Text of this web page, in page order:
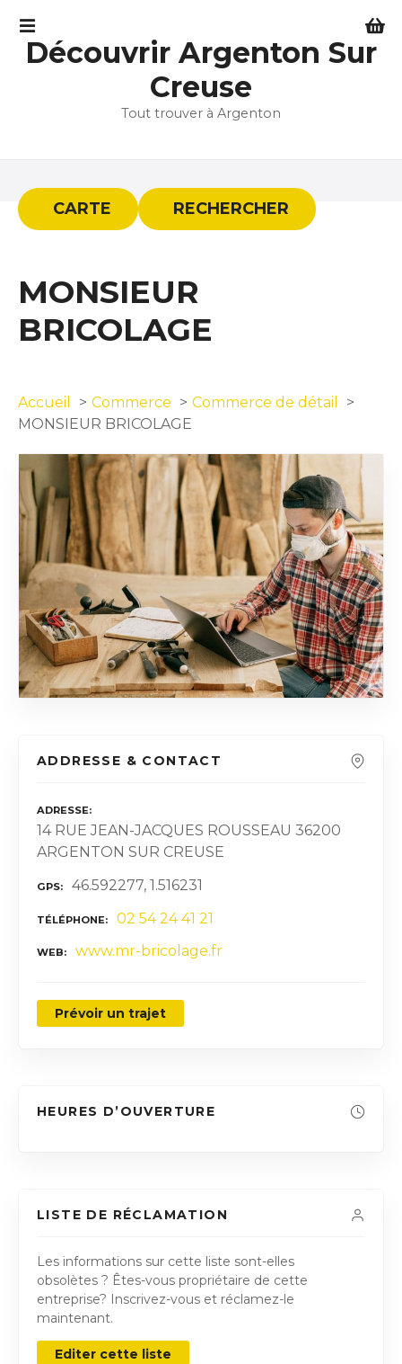
Découvrir Argenton Sur
Creuse
Tout trouver à Argenton
CARTE RECHERCHER
MONSIEUR
BRICOLAGE
Accueil Commerce
Commerce de détail
MONSIEUR BRICOLAGE
ADDRESSE & CONTACT
ADRESSE
14 RUE JEAN-JACQUES ROUSSEAU 36200
ARGENTON SUR CREUSE
GPS 46.592277, 1.516231
TÉLÉPHONE 02 54 24 41 21
WEB www.mr-bricolage.fr
Prévoir un trajet
HEURES D’OUVERTURE
LISTE DE RÉCLAMATION
Les informations sur cette liste sont-elles
obsolètes ? Êtes-vous propriétaire de cette
entreprise? Inscrivez-vous et réclamez-le
maintenant.
Editer cette liste